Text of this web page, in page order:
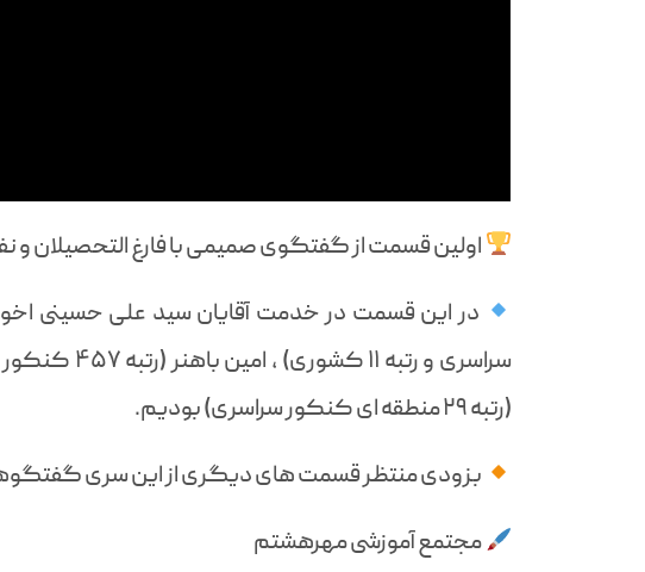
اولین قسمت از گفتگوی صمیمی با فارغ التحصیلان و
سراسری و
(رتبه ۲۹ منطقه ای کنکور سراسری) بودیم.
بزودی منتظر قسمت های دیگری از این سری
مجتمع آموزشی مهرهشتم